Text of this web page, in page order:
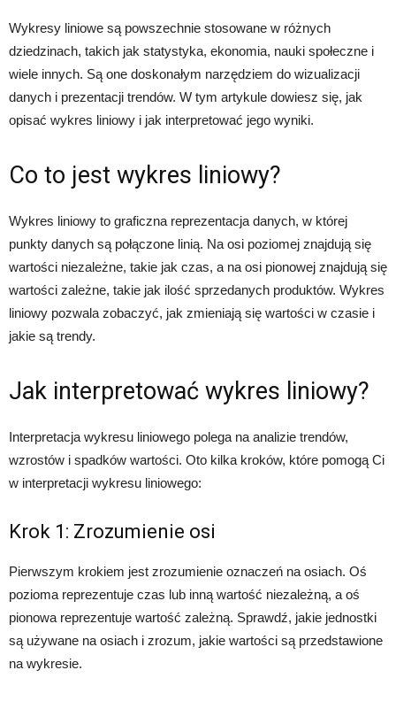
Wykresy liniowe są powszechnie stosowane w różnych
dziedzinach, takich jak statystyka, ekonomia, nauki społeczne i
wiele innych. Są one doskonałym narzędziem do wizualizacji
danych i prezentacji trendów. W tym artykule dowiesz się, jak
opisać wykres liniowy i jak interpretować jego wyniki.
Co to jest wykres liniowy?
Wykres liniowy to graficzna reprezentacja danych, w której
punkty danych są połączone linią. Na osi poziomej znajdują się
wartości niezależne, takie jak czas, a na osi pionowej znajdują się
wartości zależne, takie jak ilość sprzedanych produktów. Wykres
liniowy pozwala zobaczyć, jak zmieniają się wartości w czasie i
jakie są trendy.
Jak interpretować wykres liniowy?
Interpretacja wykresu liniowego polega na analizie trendów,
wzrostów i spadków wartości. Oto kilka kroków, które pomogą Ci
w interpretacji wykresu liniowego:
Krok 1: Zrozumienie osi
Pierwszym krokiem jest zrozumienie oznaczeń na osiach. Oś
pozioma reprezentuje czas lub inną wartość niezależną, a oś
pionowa reprezentuje wartość zależną. Sprawdź, jakie jednostki
są używane na osiach i zrozum, jakie wartości są przedstawione
na wykresie.